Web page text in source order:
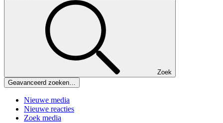
Zoek
Geavanceerd zoeken…
Nieuwe media
Nieuwe reacties
Zoek media